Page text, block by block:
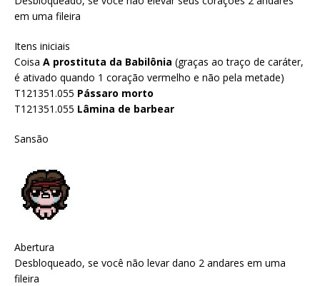
em uma fileira
Itens iniciais
Coisa A prostituta da Babilônia (graças ao traço de caráter,
é ativado quando 1 coração vermelho e não pela metade)
T121351.055 Pássaro morto
T121351.055 Lâmina de barbear
Sansão
Abertura
Desbloqueado, se você não levar dano 2 andares em uma
fileira